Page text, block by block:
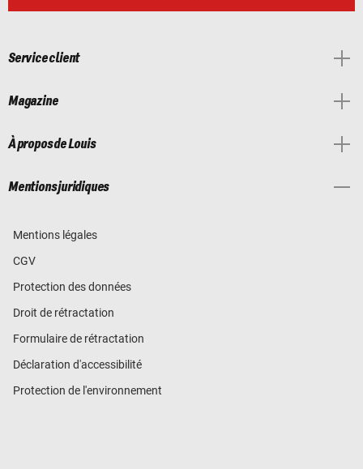
Service client
Magazine
À propos de Louis
Mentions juridiques
Mentions légales
CGV
Protection des données
Droit de rétractation
Formulaire de rétractation
Déclaration d'accessibilité
Protection de l'environnement